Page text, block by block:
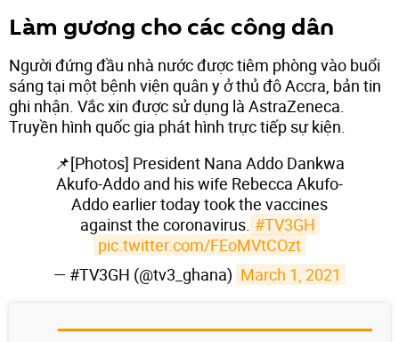
Làm gương cho các công dân
Người đứng đầu nhà nước được tiêm phòng vào buổi
sáng tại một bệnh viện quân y ở thủ đô Accra, bản tin
ghi nhận. Vắc xin được sử dụng là AstraZeneca.
Truyền hình quốc gia phát hình trực tiếp sự kiện.
📌[Photos] President Nana Addo Dankwa
Akufo-Addo and his wife Rebecca Akufo-
Addo earlier today took the vaccines
against the coronavirus. #TV3GH
pic.twitter.com/FEoMVtCOzt
— #TV3GH (@tv3_ghana) March 1, 2021